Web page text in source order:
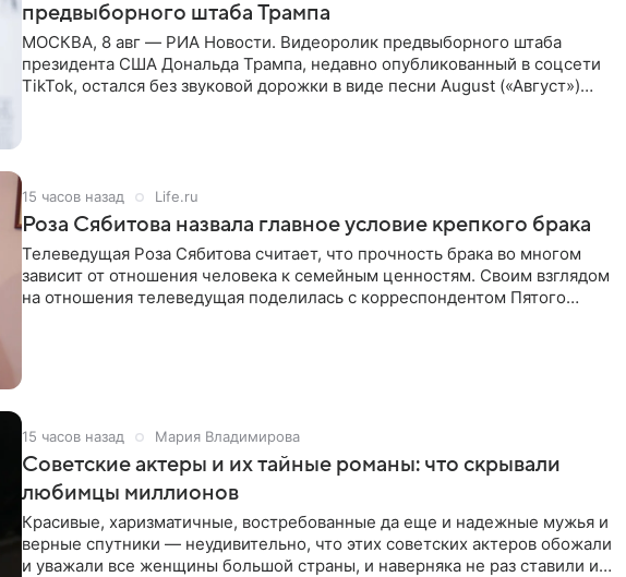
предвыборного штаба Трампа
МОСКВА, 8 авг — РИА Новости. Видеоролик предвыборного штаба
президента США Дональда Трампа, недавно опубликованный в соцсети
TikTok, остался без звуковой дорожки в виде песни August («Август»)
15 часов назад Life.ru
Роза Сябитова назвала главное условие крепкого брака
Телеведущая Роза Сябитова считает, что прочность брака во многом
зависит от отношения человека к семейным ценностям. Своим взглядом
на отношения телеведущая поделилась с корреспондентом Пятого
15 часов назад Мария Владимирова
Советские актеры и их тайные романы: что скрывали
любимцы миллионов
Красивые, харизматичные, востребованные да еще и надежные мужья и
верные спутники — неудивительно, что этих советских актеров обожали
и уважали все женщины большой страны, и наверняка не раз ставили их